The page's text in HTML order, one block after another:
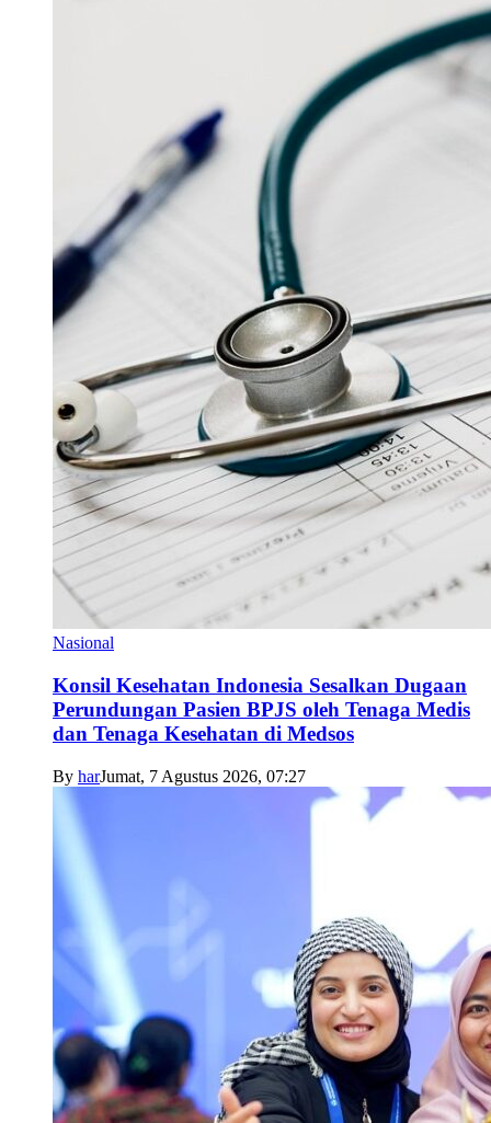
Nasional
Konsil Kesehatan Indonesia Sesalkan Dugaan
Perundungan Pasien BPJS oleh Tenaga Medis
dan Tenaga Kesehatan di Medsos
By harJumat, 7 Agustus 2026, 07:27